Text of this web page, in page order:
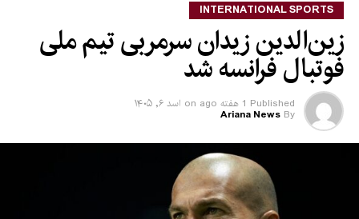
INTERNATIONAL SPORTS
زین‌الدین زیدان سرمربی تیم ملی
فوتبال فرانسه شد
Published 1 هفته ago on اسد ۶, ۱۴۰۵
By
Ariana News